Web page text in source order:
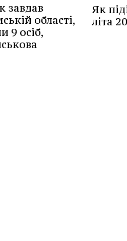
завдав
області,
9 осіб,
Як
літа